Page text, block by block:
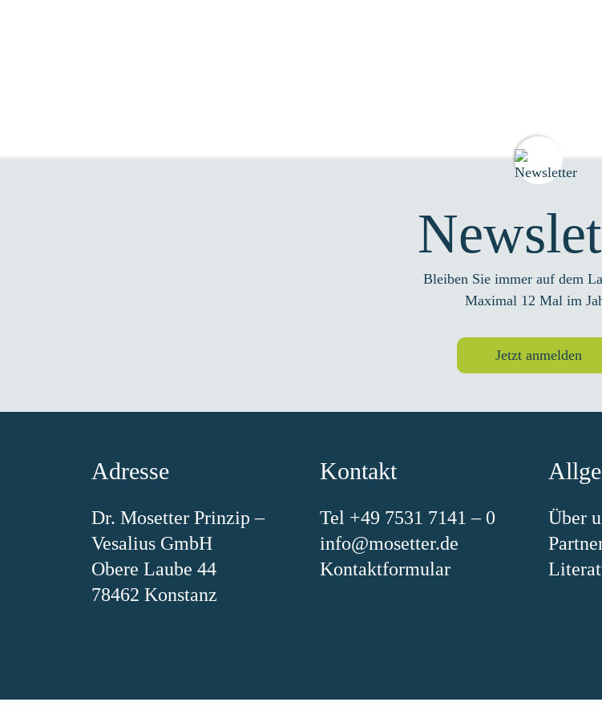
Bleiben Sie immer auf dem
Maximal 12 Mal im
Jetzt anmelden
Adresse
Dr. Mosetter Prinzip –
Vesalius GmbH
Obere Laube 44
78462 Konstanz
Kontakt
Tel +49 7531 7141 – 0
info@mosetter.de
Kontaktformular
Über